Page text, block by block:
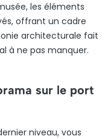
les éléments
offrant un cadre
architecturale fait
à ne pas manquer.
sur le port
niveau, vous